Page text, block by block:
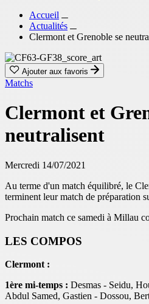
Accueil
Actualités
Clermont et Grenoble se
Ajouter aux favoris
Matchs
Clermont et
neutralisent
Mercredi 14/07/2021
Au terme d'un match équilibré, le
terminent leur match de préparation
Prochain match ce samedi à Millau
LES COMPOS
Clermont :
1ère mi-temps : Desmas - Seidu,
Abdul Samed, Gastien - Dossou,